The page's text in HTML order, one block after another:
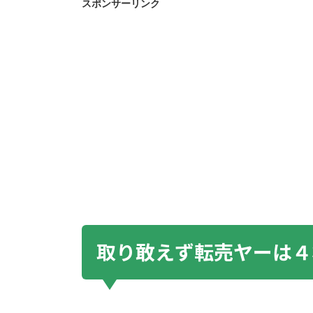
スポンサーリンク
取り敢えず転売ヤーは